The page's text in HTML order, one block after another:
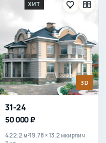
3D
ХИТ
31-24
50 000 ₽
422.2 м²19.78 × 13.2 мкирпич